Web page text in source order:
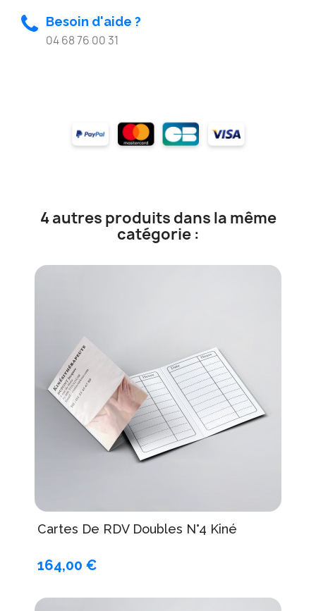
Besoin d'aide ?
04 68 76 00 31
4 autres produits dans la même
catégorie :
Cartes De RDV Doubles N°4 Kiné
164,00 €